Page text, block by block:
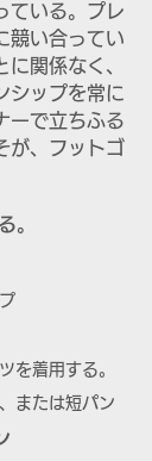
ている。プレ
競い合ってい
関係なく、
シップを常に
ーで立ちふる
が、フットゴ
。
を着用する。
または短パン